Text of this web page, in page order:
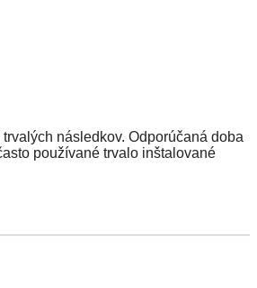
následkov. Odporúčaná doba
používané trvalo inštalované